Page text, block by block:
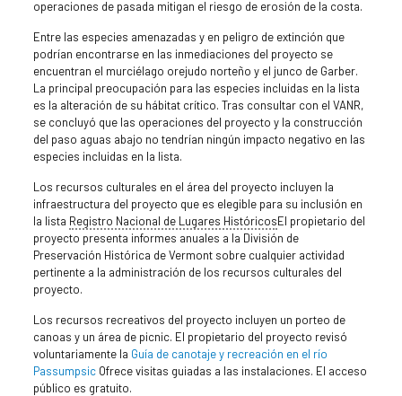
operaciones de pasada mitigan el riesgo de erosión de la costa.
Entre las especies amenazadas y en peligro de extinción que
podrían encontrarse en las inmediaciones del proyecto se
encuentran el murciélago orejudo norteño y el junco de Garber.
La principal preocupación para las especies incluidas en la lista
es la alteración de su hábitat crítico. Tras consultar con el VANR,
se concluyó que las operaciones del proyecto y la construcción
del paso aguas abajo no tendrían ningún impacto negativo en las
especies incluidas en la lista.
Los recursos culturales en el área del proyecto incluyen la
infraestructura del proyecto que es elegible para su inclusión en
la lista Registro Nacional de Lugares HistóricosEl propietario del
proyecto presenta informes anuales a la División de
Preservación Histórica de Vermont sobre cualquier actividad
pertinente a la administración de los recursos culturales del
proyecto.
Los recursos recreativos del proyecto incluyen un porteo de
canoas y un área de picnic. El propietario del proyecto revisó
voluntariamente la Guía de canotaje y recreación en el río
PassumpsicOfrece visitas guiadas a las instalaciones. El acceso
público es gratuito.